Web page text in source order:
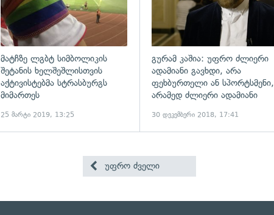
მატჩზე ლგბტ სიმბოლიკის
შეტანის ხელშეშლისთვის
აქტივისტებმა სტრასბურგს
მიმართეს
25 მარტი 2019, 13:25
გურამ კაშია: უფრო ძლიერი
ადამიანი გავხდი, არა
ფეხბურთელი ან სპორტსმენი,
არამედ ძლიერი ადამიანი
30 დეკემბერი 2018, 17:41
უფრო ძველი